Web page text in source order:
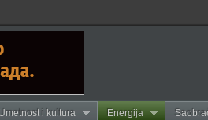
Umetnost i kultura Energija